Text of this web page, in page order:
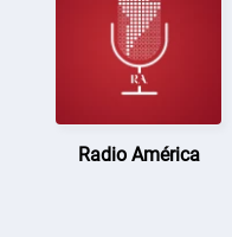
Radio América